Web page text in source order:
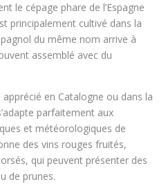
le cépage phare de l’Espagne
principalement cultivé dans la
du même nom arrive à
assemblé avec du
en Catalogne ou dans la
parfaitement aux
et météorologiques de
des vins rouges fruités,
qui peuvent présenter des
de prunes.